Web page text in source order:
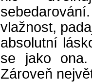
vlažnost,
absolutní
se jako ona.
Zároveň